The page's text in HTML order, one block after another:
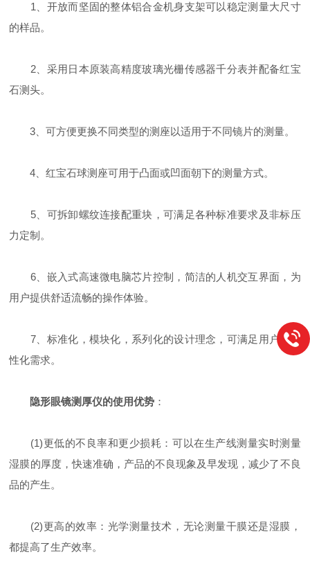
1、开放而坚固的整体铝合金机身支架可以稳定测量大尺寸
的样品。
2、采用日本原装高精度玻璃光栅传感器千分表并配备红宝
石测头。
3、可方便更换不同类型的测座以适用于不同镜片的测量。
4、红宝石球测座可用于凸面或凹面朝下的测量方式。
5、可拆卸螺纹连接配重块，可满足各种标准要求及非标压
力定制。
6、嵌入式高速微电脑芯片控制，简洁的人机交互界面，为
用户提供舒适流畅的操作体验。
7、标准化，模块化，系列化的设计理念，可满足用户的个
性化需求。
隐形眼镜测厚仪的使用优势 ：
(1)更低的不良率和更少损耗：可以在生产线测量实时测量
湿膜的厚度，快速准确，产品的不良现象及早发现，减少了不良
品的产生。
(2)更高的效率：光学测量技术，无论测量干膜还是湿膜，
都提高了生产效率。